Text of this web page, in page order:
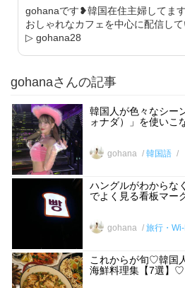
gohanaです❥韓国在住主婦してま
おしゃれなカフェを中心に配信し
▷ gohana28
gohanaさんの記事
韓国人が色々なシー
ォナダ）」を使いこ
gohana 韓国語
ハングルがわからな
でよく見る看板マー
gohana 旅行・
これからが旬♡韓国
海鮮料理集【7選】♡